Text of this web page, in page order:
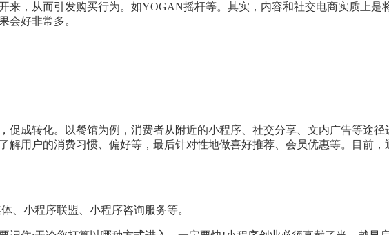
来，从而引发购买行为。如YOGAN摇杆等。其实，内容和社交电商实质上是
会好非常多。
促成转化。以餐馆为例，消费者从附近的小程序、社交分享、文内广告等途
解用户的消费习惯、偏好等，最后针对性地做喜好推荐、会员优惠等。目前
、小程序联盟、小程序咨询服务等。